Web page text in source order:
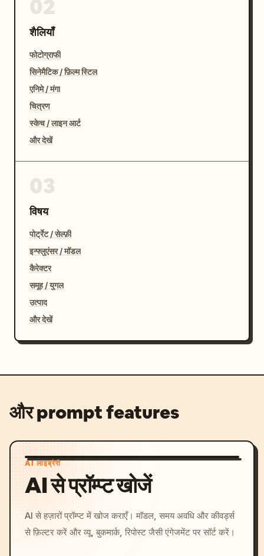
शैलियाँ
फोटोग्राफी
सिनेमैटिक / फ़िल्म स्टिल
एनिमे / मंगा
चित्रण
स्केच / लाइन आर्ट
और देखें
विषय
पोर्ट्रेट / सेल्फ़ी
इन्फ्लुएंसर / मॉडल
कैरेक्टर
समूह / युगल
उत्पाद
और देखें
और prompt features
AI लाइब्रेरी
AI से प्रॉम्प्ट खोजें
AI से हज़ारों प्रॉम्प्ट में खोज कराएँ। मॉडल, समय अवधि और कीवर्ड्स
से फ़िल्टर करें और व्यू, बुकमार्क, रिपोस्ट जैसी एंगेजमेंट पर सॉर्ट करें।